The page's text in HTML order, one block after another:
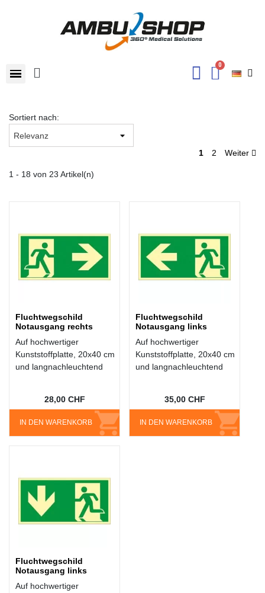
Sortiert nach:
1 2 Weiter
1 - 18 von 23 Artikel(n)
Fluchtwegschild
Notausgang rechts
Auf hochwertiger
Kunststoffplatte, 20x40 cm
und langnachleuchtend
IN DEN WARENKORB
28,00 CHF
Fluchtwegschild
Notausgang links
Auf hochwertiger
Kunststoffplatte, 20x40 cm
und langnachleuchtend
IN DEN WARENKORB
35,00 CHF
Fluchtwegschild
Notausgang links
Auf hochwertiger